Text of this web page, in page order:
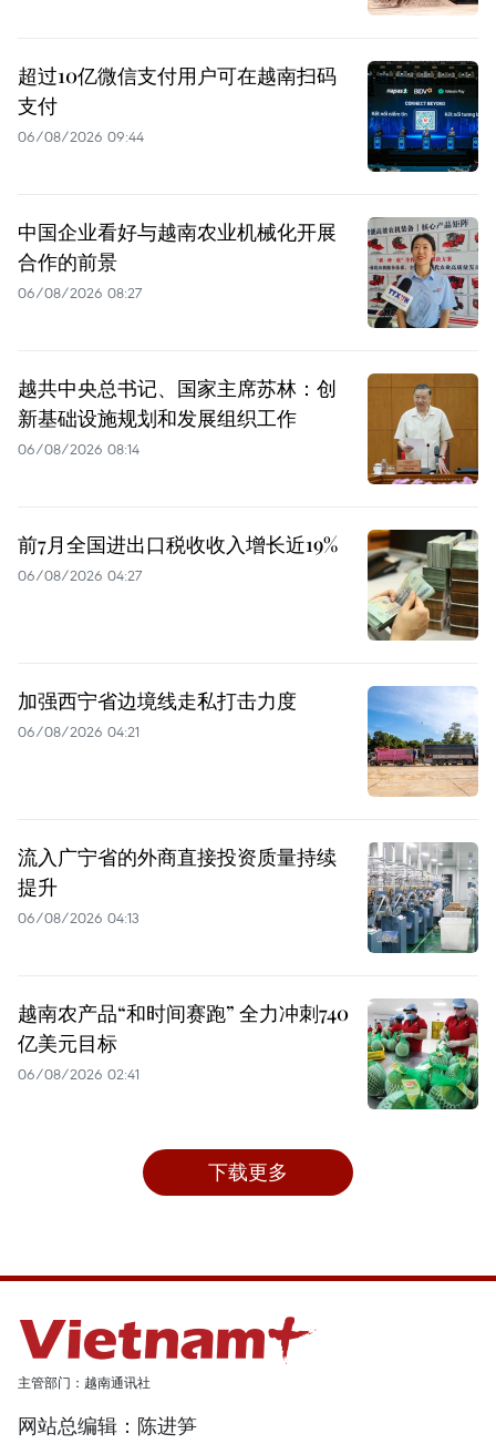
超过10亿微信支付用户可在越南扫码
支付
06/08/2026 09:44
中国企业看好与越南农业机械化开展
合作的前景
06/08/2026 08:27
越共中央总书记、国家主席苏林：创
新基础设施规划和发展组织工作
06/08/2026 08:14
前7月全国进出口税收收入增长近19%
06/08/2026 04:27
加强西宁省边境线走私打击力度
06/08/2026 04:21
流入广宁省的外商直接投资质量持续
提升
06/08/2026 04:13
越南农产品“和时间赛跑” 全力冲刺740
亿美元目标
06/08/2026 02:41
下载更多
主管部门：越南通讯社
网站总编辑：陈进笋